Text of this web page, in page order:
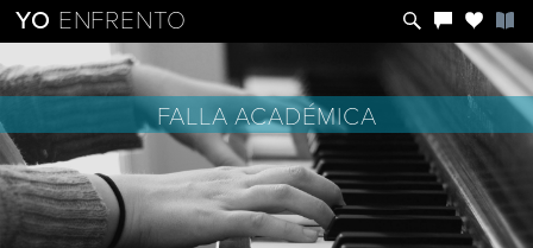
YO ENFRENTO
FALLA ACADÉMICA